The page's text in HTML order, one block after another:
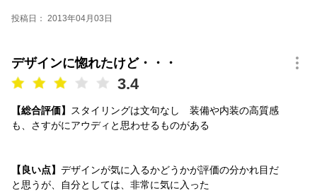
投稿日： 2013年04月03日
デザインに惚れたけど・・・
3.4
【総合評価】
スタイリングは文句なし 装備や内装の高質感
も、さすがにアウディと思わせるものがある
【良い点】 デザインが気に入るかどうかが評価の分かれ目だ
と思うが、自分としては、非常に気に入った